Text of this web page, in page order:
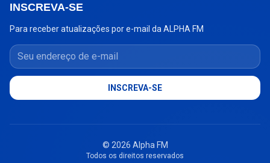
INSCREVA-SE
Para receber atualizações por e-mail da ALPHA FM
Seu endereço de e-mail
INSCREVA-SE
© 2026 Alpha FM
Todos os direitos reservados